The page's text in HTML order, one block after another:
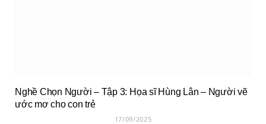
Nghề Chọn Người – Tập 3: Họa sĩ Hùng Lân – Người vẽ
ước mơ cho con trẻ
17/09/2025